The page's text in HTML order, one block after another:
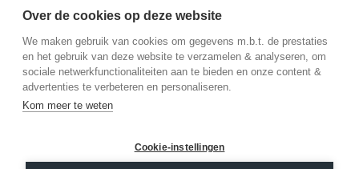
©2026.DiamondsByMe
Over de cookies op deze website
We maken gebruik van cookies om gegevens m.b.t. de prestaties
en het gebruik van deze website te verzamelen & analyseren, om
sociale netwerkfunctionaliteiten aan te bieden en onze content &
advertenties te verbeteren en personaliseren.
Kom meer te weten
Cookie-instellingen